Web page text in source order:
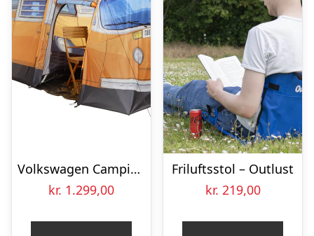
Volkswagen Campingtelt
kr. 1.299,00
Friluftsstol – Outlust
kr. 219,00